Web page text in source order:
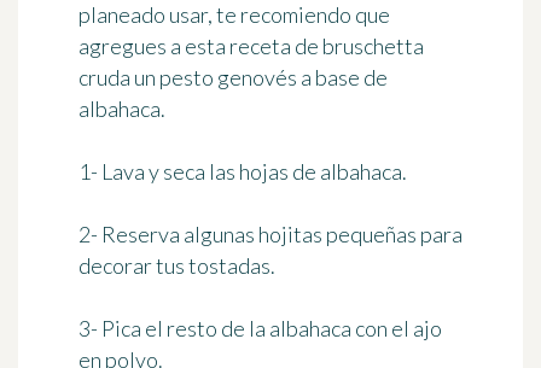
planeado usar, te recomiendo que
agregues a esta receta de bruschetta
cruda un pesto genovés a base de
albahaca.
1- Lava y seca las hojas de albahaca.
2- Reserva algunas hojitas pequeñas para
decorar tus tostadas.
3- Pica el resto de la albahaca con el ajo
en polvo.